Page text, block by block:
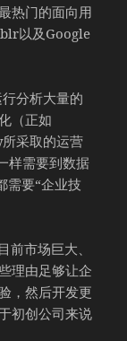
热门的面向用
以及Google
分析大量的
（正如
采取的运营
样需要到数据
需要“企业技
前市场巨大、
理由足够让企
，然后开发更
初创公司来说